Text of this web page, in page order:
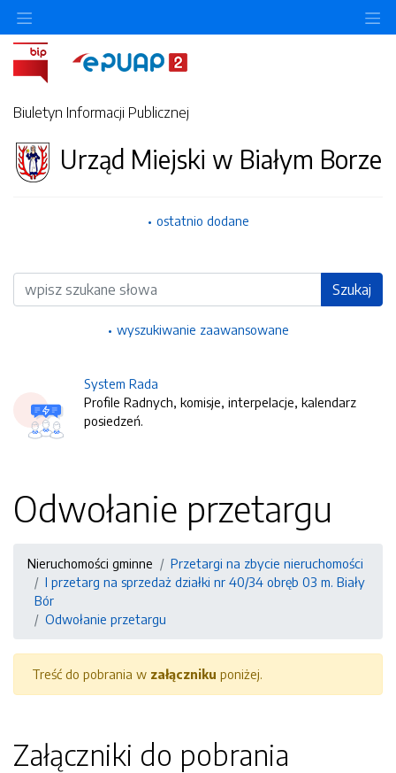
Biuletyn Informacji Publicznej
Urząd Miejski w Białym Borze
ostatnio dodane
Wyszukiwarka Szukaj
wyszukiwanie zaawansowane
System Rada
Profile Radnych, komisje, interpelacje, kalendarz
posiedzeń.
Odwołanie przetargu
Nieruchomości gminne
Przetargi na zbycie nieruchomości
I przetarg na sprzedaż działki nr 40/34 obręb 03 m. Biały
Bór
Odwołanie przetargu
Treść do pobrania w załączniku poniżej.
Załączniki do pobrania